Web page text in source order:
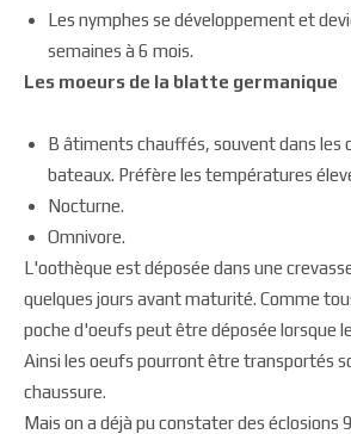
Les nymphes se développement et
semaines à 6 mois.
Les moeurs de la blatte germanique
B âtiments chauffés, souvent dans les
bateaux. Préfère les températures
Nocturne.
Omnivore.
L'oothèque est déposée dans une
quelques jours avant maturité. Comme
poche d'oeufs peut être déposée lorsque
Ainsi les oeufs pourront être transportés
chaussure.
Mais on a déjà pu constater des éclosions